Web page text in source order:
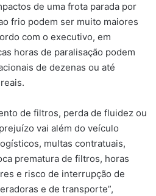
de uma frota parada por
frio podem ser muito maiores
com o executivo, em
horas de paralisação podem
de dezenas ou até
de filtros, perda de fluidez ou
vai além do veículo
multas contratuais,
prematura de filtros, horas
e risco de interrupção de
e de transporte”,